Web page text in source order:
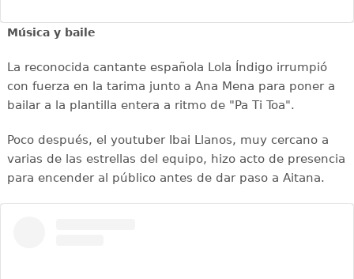
Música y baile
La reconocida cantante española Lola Índigo irrumpió
con fuerza en la tarima junto a Ana Mena para poner a
bailar a la plantilla entera a ritmo de "Pa Ti Toa".
Poco después, el youtuber Ibai Llanos, muy cercano a
varias de las estrellas del equipo, hizo acto de presencia
para encender al público antes de dar paso a Aitana.